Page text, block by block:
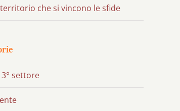
territorio che si vincono le sfide
3° settore